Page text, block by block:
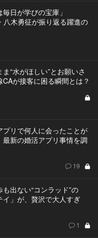
毎日が学びの宝庫」
八木勇征が振り返る躍進の
ま“水がほしい”とお願いさ
が接客に困る瞬間とは？
プリで何人に会ったことが
最新の婚活アプリ事情を調
19
出ない“コンラッド”の
イ」が、贅沢で大人すぎ
1